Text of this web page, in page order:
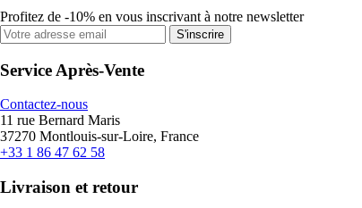
Profitez de -10% en vous inscrivant à notre newsletter
S'inscrire
Service Après-Vente
Contactez-nous
11 rue Bernard Maris
37270 Montlouis-sur-Loire, France
+33 1 86 47 62 58
Livraison et retour